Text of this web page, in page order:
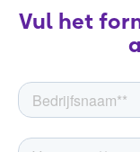
Vul het